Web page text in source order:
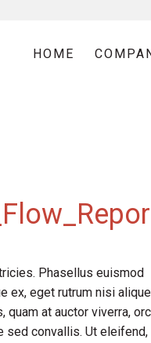
HOME
Phasellus euismod
ex, eget rutrum nisi
quam at auctor viverra,
sed convallis. Ut eleifend,